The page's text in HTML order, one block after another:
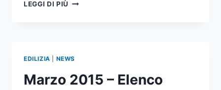
LEGGI DI PIÙ
CAVIDIEI”
–
EDILIZIA NEWS
Marzo 2015 – Elenco